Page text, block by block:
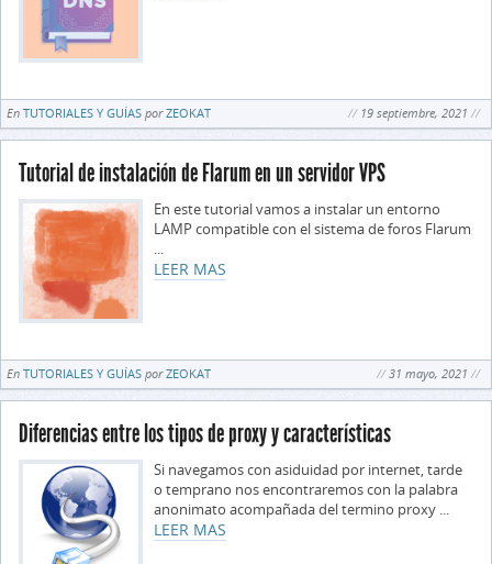
En TUTORIALES Y GUÍAS porZEOKAT 19 septiembre, 2021
Tutorial de instalación de Flarum en un servidor VPS
En este tutorial vamos a instalar un entorno
LAMP compatible con el sistema de foros Flarum
...
LEER MAS
En TUTORIALES Y GUÍAS porZEOKAT 31 mayo, 2021
Diferencias entre los tipos de proxy y características
Si navegamos con asiduidad por internet, tarde
o temprano nos encontraremos con la palabra
anonimato acompañada del termino proxy ...
LEER MAS